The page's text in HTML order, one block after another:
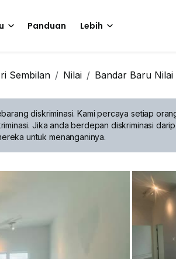
Panduan Lebih
Sembilan Nilai Bandar Baru Nilai
diskriminasi.Kami percaya setiap
Jika anda berdepan diskriminasi
untuk menanganinya.